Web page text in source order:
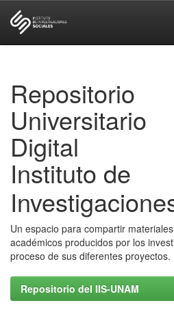
Repositorio
Universitario
Digital
Instituto de
Un espacio para compartir
académicos producidos por los
proceso de sus diferentes proyectos.
Repositorio del IIS-UNAM